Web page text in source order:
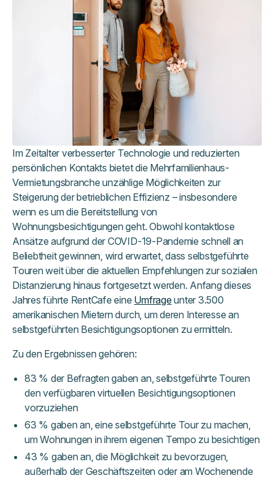
Im Zeitalter verbesserter Technologie und reduzierten
persönlichen Kontakts bietet die Mehrfamilienhaus-
Vermietungsbranche unzählige Möglichkeiten zur
Steigerung der betrieblichen Effizienz – insbesondere
wenn es um die Bereitstellung von
Wohnungsbesichtigungen geht. Obwohl kontaktlose
Ansätze aufgrund der COVID-19-Pandemie schnell an
Beliebtheit gewinnen, wird erwartet, dass selbstgeführte
Touren weit über die aktuellen Empfehlungen zur sozialen
Distanzierung hinaus fortgesetzt werden. Anfang dieses
Jahres führte RentCafe eine Umfrageunter 3.500
amerikanischen Mietern durch, um deren Interesse an
selbstgeführten Besichtigungsoptionen zu ermitteln.
Zu den Ergebnissen gehören:
83 % der Befragten gaben an, selbstgeführte Touren
den verfügbaren virtuellen Besichtigungsoptionen
vorzuziehen
63 % gaben an, eine selbstgeführte Tour zu machen,
um Wohnungen in ihrem eigenen Tempo zu besichtigen
43 % gaben an, die Möglichkeit zu bevorzugen,
außerhalb der Geschäftszeiten oder am Wochenende